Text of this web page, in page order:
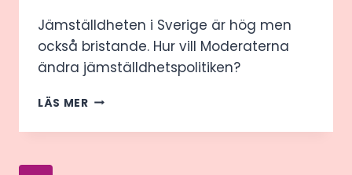
Jämställdheten i Sverige är hög men
också bristande. Hur vill Moderaterna
ändra jämställdhetspolitiken?
LÄS MERVAD
MODERATORNAS